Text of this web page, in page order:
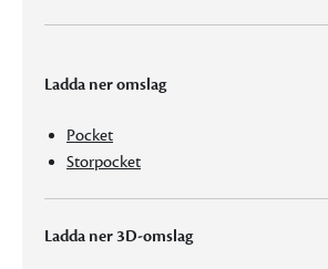
Ladda ner omslag
Pocket
Storpocket
Ladda ner 3D-omslag